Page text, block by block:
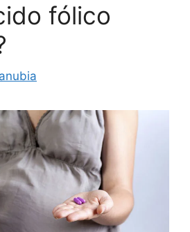
fólico